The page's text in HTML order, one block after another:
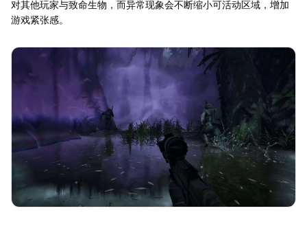
对其他玩家与致命生物，而异常现象会不断缩小可活动区域，增加
游戏紧张感。